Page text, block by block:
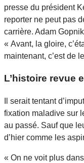
presse du président
reporter ne peut pas
carrière. Adam
« Avant, la gloire,
maintenant, c’est de
L’histoire revue
Il serait tentant
fixation maladive sur
au passé. Sauf que
d’hier comme les
« On ne voit plus